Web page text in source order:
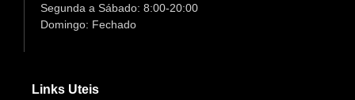
Segunda a Sábado: 8:00-20:00
Domingo: Fechado
Links Uteis